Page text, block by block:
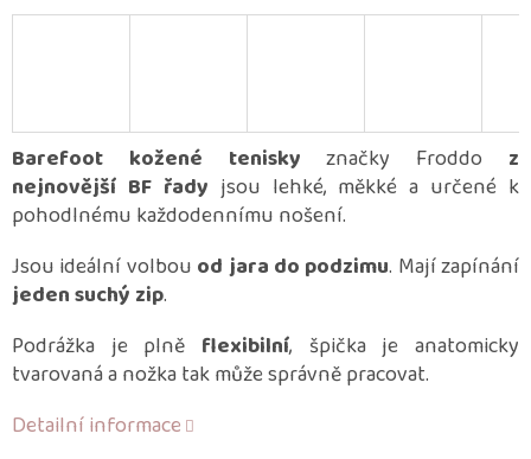
Barefoot kožené tenisky značky Froddo z
nejnovější BF řady jsou lehké, měkké a určené k
pohodlnému každodennímu nošení.
Jsou ideální volbou od jara do podzimu. Mají zapínání
jeden suchý zip.
Podrážka je plně flexibilní, špička je anatomicky
tvarovaná a nožka tak může správně pracovat.
Detailní informace